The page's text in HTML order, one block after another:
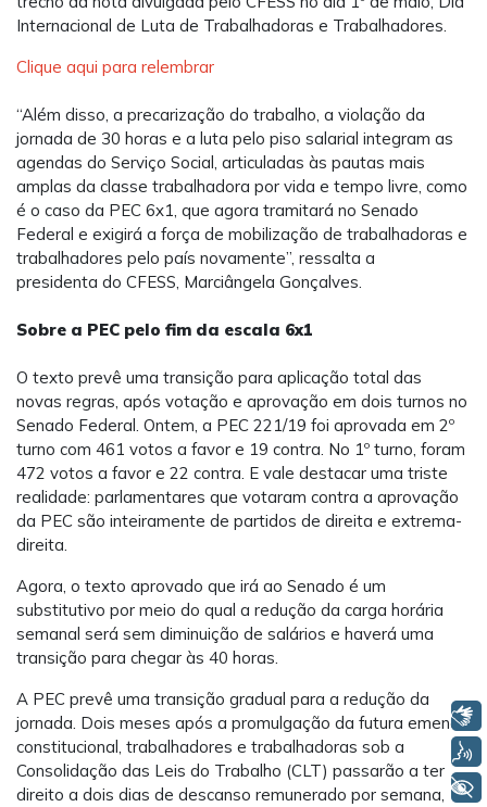
Internacional de Luta de Trabalhadoras e Trabalhadores.
Clique aqui para relembrar
“Além disso, a precarização do trabalho, a violação da
jornada de 30 horas e a luta pelo piso salarial integram as
agendas do Serviço Social, articuladas às pautas mais
amplas da classe trabalhadora por vida e tempo livre, como
é o caso da PEC 6x1, que agora tramitará no Senado
Federal e exigirá a força de mobilização de trabalhadoras e
trabalhadores pelo país novamente”, ressalta a
presidenta do CFESS, Marciângela Gonçalves.
Sobre a PEC pelo fim da escala 6x1
O texto prevê uma transição para aplicação total das
novas regras, após votação e aprovação em dois turnos no
Senado Federal. Ontem, a PEC 221/19 foi aprovada em 2º
turno com 461 votos a favor e 19 contra. No 1º turno, foram
472 votos a favor e 22 contra. E vale destacar uma triste
realidade: parlamentares que votaram contra a aprovação
da PEC são inteiramente de partidos de direita e extrema-
direita.
Agora, o texto aprovado que irá ao Senado é um
substitutivo por meio do qual a redução da carga horária
semanal será sem diminuição de salários e haverá uma
transição para chegar às 40 horas.
A PEC prevê uma transição gradual para a redução da
jornada. Dois meses após a promulgação da futura emenda
constitucional, trabalhadores e trabalhadoras sob a
Consolidação das Leis do Trabalho (CLT) passarão a ter
direito a dois dias de descanso remunerado por semana,
Libras
Voz
+ Acessibilidade